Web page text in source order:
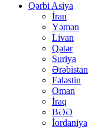
Qərbi Asiya
İran
Yəmən
Livan
Qətər
Suriya
Ərəbistan
Fələstin
Oman
İraq
BƏƏ
İordaniya